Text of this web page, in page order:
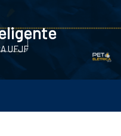
UFJF